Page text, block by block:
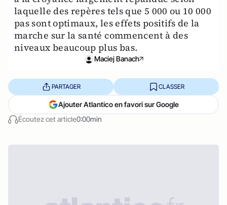
laquelle des repères tels que 5 000 ou 10 000
pas sont optimaux, les effets positifs de la
marche sur la santé commencent à des
niveaux beaucoup plus bas.
Maciej Banach
Écoutez cet article0:00min
PARTAGER CLASSER
Ajouter Atlantico en favori sur Google